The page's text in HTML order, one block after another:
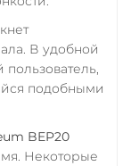
(YFI)
(ZEC)
В удобной
подобными
BEP20
Некоторые